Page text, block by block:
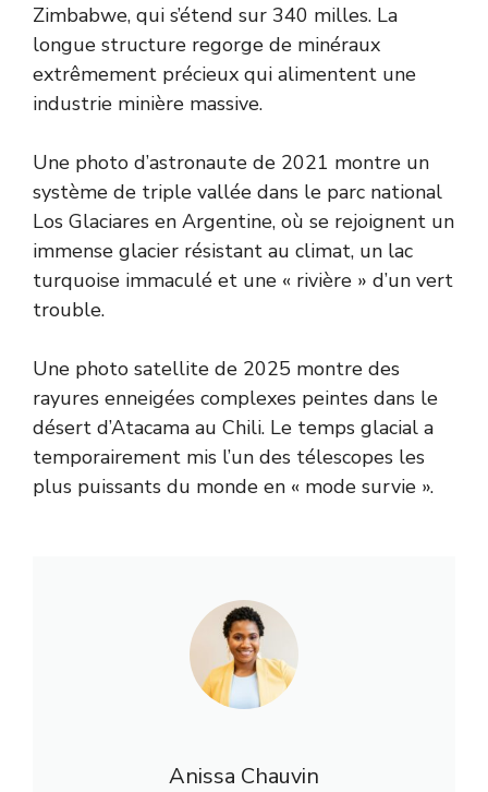
Zimbabwe, qui s’étend sur 340 milles. La
longue structure regorge de minéraux
extrêmement précieux qui alimentent une
industrie minière massive.
Une photo d’astronaute de 2021 montre un
système de triple vallée dans le parc national
Los Glaciares en Argentine, où se rejoignent un
immense glacier résistant au climat, un lac
turquoise immaculé et une « rivière » d’un vert
trouble.
Une photo satellite de 2025 montre des
rayures enneigées complexes peintes dans le
désert d’Atacama au Chili. Le temps glacial a
temporairement mis l’un des télescopes les
plus puissants du monde en « mode survie ».
Anissa Chauvin